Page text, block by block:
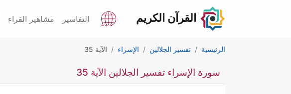
القرآن الكريم التفاسير مشاهير القراء
الرئيسية تفسير الجلالين الإسراء الآية 35
سورة الإسراء تفسير الجلالين الآية 35